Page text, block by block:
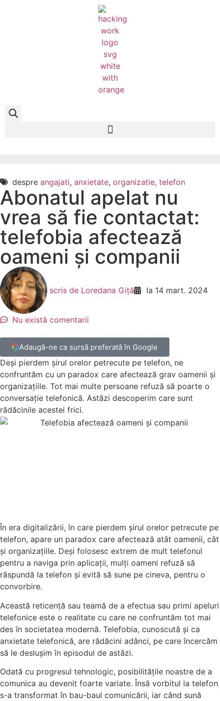
despre angajati, anxietate, organizatie, telefon
Abonatul apelat nu
vrea să fie contactat:
telefobia afectează
oameni și companii
scris de Loredana Giță la 14 mart. 2024
Nu există comentarii
Adaugă-ne ca sursă preferată în Google
Deși pierdem șirul orelor petrecute pe telefon, ne
confruntăm cu un paradox care afectează grav oamenii și
organizațiile. Tot mai multe persoane refuză să poarte o
conversație telefonică. Astăzi descoperim care sunt
rădăcinile acestei frici.
În era digitalizării, în care pierdem șirul orelor petrecute pe
telefon, apare un paradox care afectează atât oamenii, cât
și organizațiile. Deși folosesc extrem de mult telefonul
pentru a naviga prin aplicații, mulți oameni refuză să
răspundă la telefon și evită să sune pe cineva, pentru o
convorbire.
Această reticență sau teamă de a efectua sau primi apeluri
telefonice este o realitate cu care ne confruntăm tot mai
des în societatea modernă. Telefobia, cunoscută și ca
anxietate telefonică, are rădăcini adânci, pe care încercăm
să le deslușim în episodul de astăzi.
Odată cu progresul tehnologic, posibilitățile noastre de a
comunica au devenit foarte variate. Însă vorbitul la telefon
s-a transformat în bau-baul comunicării, iar când sună